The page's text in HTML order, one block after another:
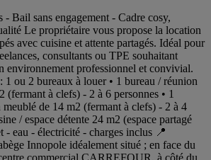
- Bail sans engagement - Cadre cosy,
Le propriétaire vous propose la location
avec cuisine et attente partagés. Idéal pour
consultants ou TPE souhaitant
environnement professionnel et convivial.
1 ou 2 bureaux à louer • 1 bureau / réunion
(fermant à clefs) - 2 à 6 personnes • 1
de 14 m2 (fermant à clefs) - 2 à 4
/ espace détente 24 m2 (espace partagé
- eau - électricité - charges inclus 📍
Innopole idéalement situé ; en face du
commercial CARREFOUR, à côté du